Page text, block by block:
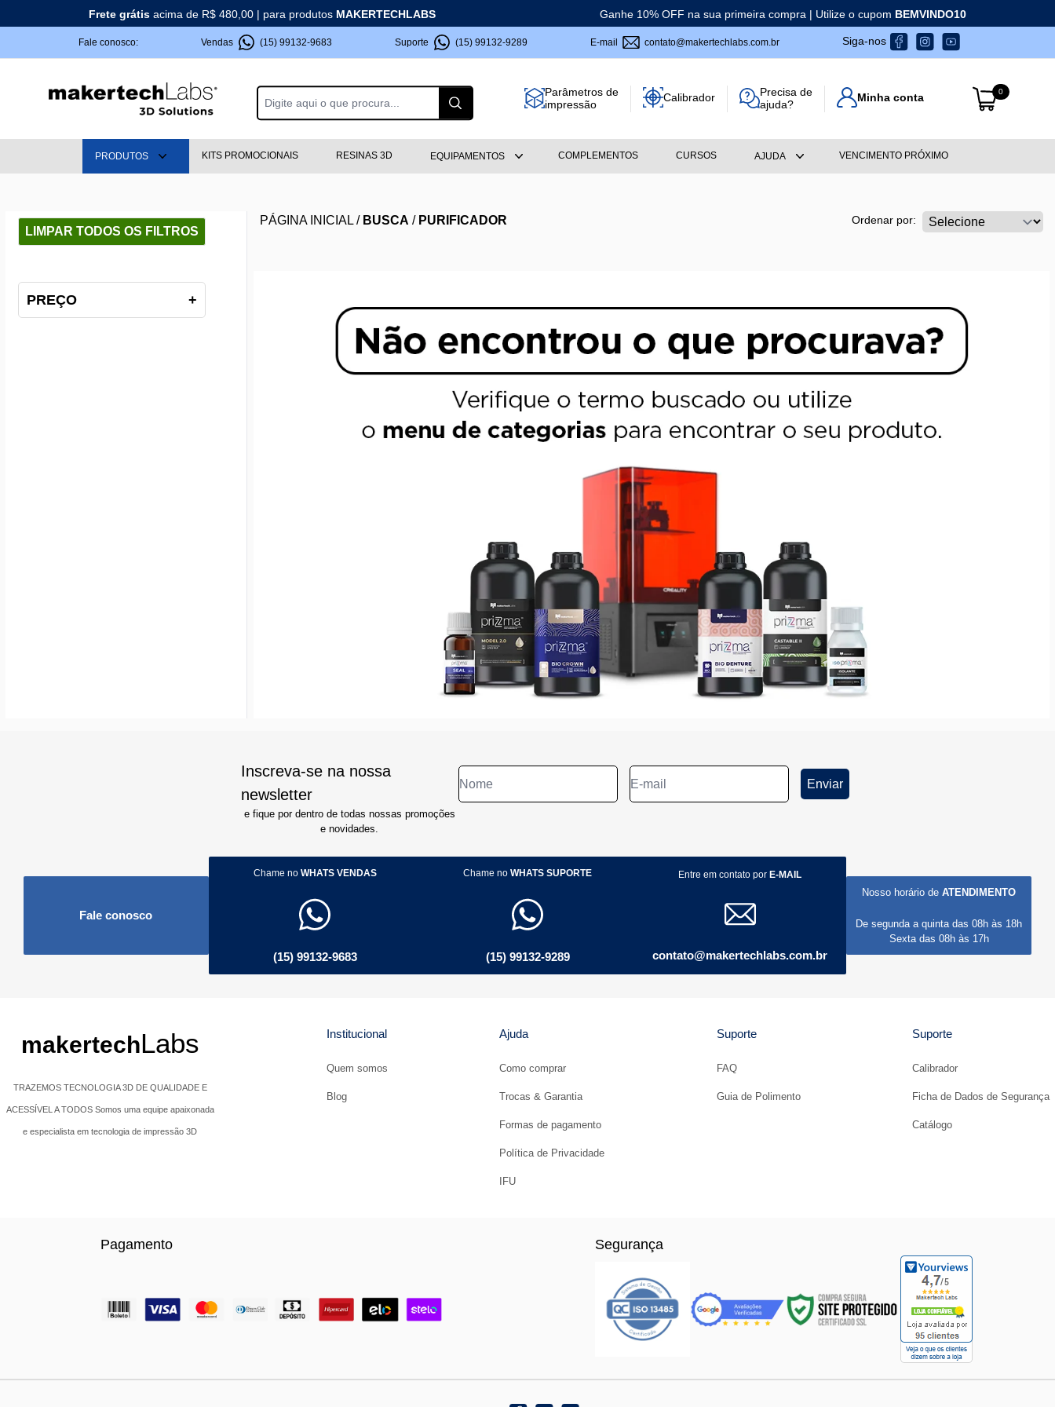
Frete grátis acima de R$ 480,00 | para produtos MAKERTECHLABS Ganhe 10% OFF na sua primeira compra | Utilize o cupom BEMVINDO10
Fale conosco: Vendas (15) 99132-9683 Suporte (15) 99132-9289 E-mail contato@makertechlabs.com.br Siga-nos
Parâmetros de
impressão
Calibrador
Precisa de
ajuda?
Minha conta 0
PRODUTOS KITS PROMOCIONAIS RESINAS 3D EQUIPAMENTOS COMPLEMENTOS CURSOS AJUDA VENCIMENTO PRÓXIMO
LIMPAR TODOS OS FILTROS
PREÇO +
PÁGINA INICIAL / BUSCA / PURIFICADOR Ordenar por:
Inscreva-se na nossa
newsletter
e fique por dentro de todas nossas promoções
e novidades.
Enviar
Fale conosco
Chame no WHATS VENDAS
(15) 99132-9683
Chame no WHATS SUPORTE
(15) 99132-9289
Entre em contato porE-MAIL
contato@makertechlabs.com.br
Nosso horário deATENDIMENTO
De segunda a quinta das 08h às 18h
Sexta das 08h às 17h
makertechLabs
TRAZEMOS TECNOLOGIA 3D DE QUALIDADE E
ACESSÍVEL A TODOS Somos uma equipe apaixonada
e especialista em tecnologia de impressão 3D
Institucional
Quem somos
Blog
Ajuda
Como comprar
Trocas & Garantia
Formas de pagamento
Política de Privacidade
IFU
Suporte
FAQ
Guia de Polimento
Suporte
Calibrador
Ficha de Dados de Segurança
Catálogo
Pagamento Segurança